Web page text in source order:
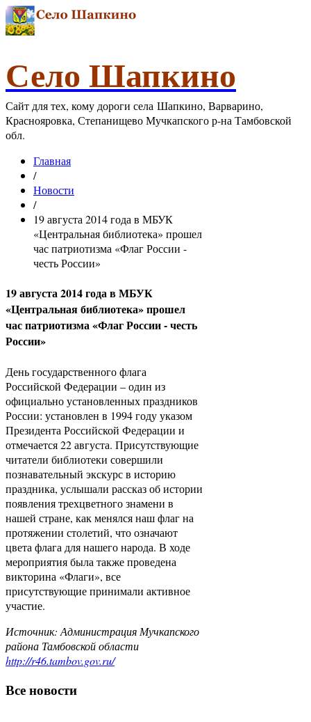
Село Шапкино
Сайт для тех, кому дороги села Шапкино, Варварино,
Краснояровка, Степанищево Мучкапского р-на Тамбовской
обл.
Главная
/
Новости
/
19 августа 2014 года в МБУК
«Центральная библиотека» прошел
час патриотизма «Флаг России -
честь России»
19 августа 2014 года в МБУК
«Центральная библиотека» прошел
час патриотизма «Флаг России - честь
России»
День государственного флага
Российской Федерации – один из
официально установленных праздников
России: установлен в 1994 году указом
Президента Российской Федерации и
отмечается 22 августа. Присутствующие
читатели библиотеки совершили
познавательный экскурс в историю
праздника, услышали рассказ об истории
появления трехцветного знамени в
нашей стране, как менялся наш флаг на
протяжении столетий, что означают
цвета флага для нашего народа. В ходе
мероприятия была также проведена
викторина «Флаги», все
присутствующие принимали активное
участие.
Источник: Администрация Мучкапского
района Тамбовской области
http://r46.tambov.gov.ru/
Все новости